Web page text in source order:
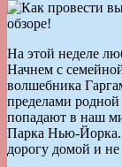
На этой неделе
Начнем с
волшебника
пределами
попадают в наш
Парка Нью-Йорка.
дорогу домой и